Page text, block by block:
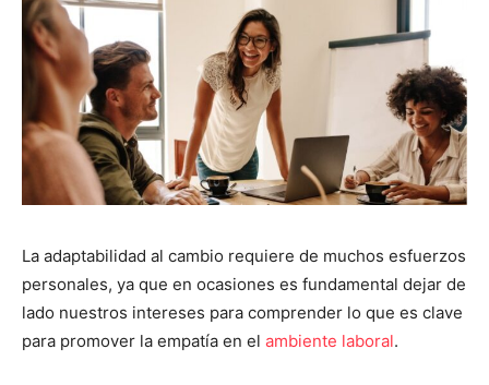
La adaptabilidad al cambio requiere de muchos esfuerzos
personales, ya que en ocasiones es fundamental dejar de
lado nuestros intereses para comprender lo que es clave
para promover la empatía en el ambiente laboral.